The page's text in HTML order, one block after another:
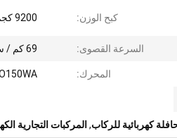
كبح الوزن: 9200 كجم
السرعة القصوى: 69 كم / ساعة
المحرك:
, المركبات التجارية الكهربائية